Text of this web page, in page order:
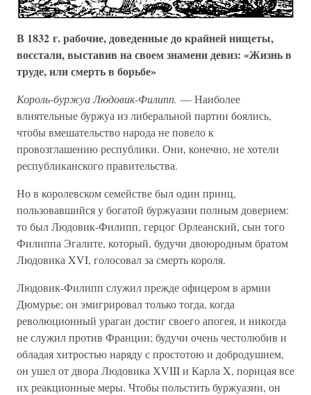
В 1832 г. рабочие, доведенные до крайней нищеты,
восстали, выставив на своем знамени девиз: «Жизнь в
труде, или смерть в борьбе»
Король-буржуа Людовик-Филипп. — Наиболее
влиятельные буржуа из либеральной партии боялись,
чтобы вмешательство народа не повело к
провозглашению республики. Они, конечно, не хотели
республиканского правительства.
Но в королевском семействе был один принц,
пользовавшийся у богатой буржуазии полным доверием:
то был Людовик-Филипп, герцог Орлеанский, сын того
Филиппа Эгалите, который, будучи двоюродным братом
Людовика XVI, голосовал за смерть короля.
Людовик-Филипп служил прежде офицером в армии
Дюмурье; он эмигрировал только тогда, когда
революционный ураган достиг своего апогея, и никогда
не служил против Франции; будучи очень честолюбив и
обладая хитростью наряду с простотою и добродушием,
он ушел от двора Людовика ХVIII и Карла X, порицая все
их реакционные меры. Чтобы польстить буржуазии, он